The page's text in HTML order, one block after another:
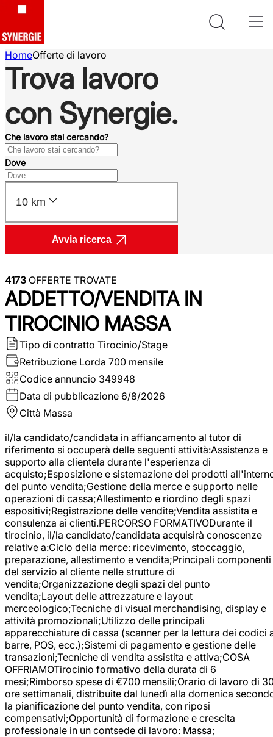
HomeOfferte di lavoro
Trova lavoro
con Synergie.
Che lavoro stai cercando?
Dove
10 km
Avvia ricerca
4173 OFFERTE TROVATE
ADDETTO/VENDITA IN
TIROCINIO MASSA
Tipo di contratto Tirocinio/Stage
Retribuzione Lorda 700 mensile
Codice annuncio 349948
Data di pubblicazione 6/8/2026
Città Massa
il/la candidato/candidata in affiancamento al tutor di
riferimento si occuperà delle seguenti attività:Assistenza e
supporto alla clientela durante l'esperienza di
acquisto;Esposizione e sistemazione dei prodotti
del punto vendita;Gestione della merce e supporto nelle
operazioni di cassa;Allestimento e riordino degli spazi
espositivi;Registrazione delle vendite;Vendita assistita e
consulenza ai clienti.PERCORSO FORMATIVODurante il
tirocinio, il/la candidato/candidata acquisirà conoscenze
relative a:Ciclo della merce: ricevimento, stoccaggio,
preparazione, allestimento e vendita;Principali componenti
del servizio al cliente nelle strutture di
vendita;Organizzazione degli spazi del punto
vendita;Layout delle attrezzature e layout
merceologico;Tecniche di visual merchandising, display e
attività promozionali;Utilizzo delle principali
apparecchiature di cassa (scanner per la lettura dei codici
barre, POS, ecc.);Sistemi di pagamento e gestione delle
transazioni;Tecniche di vendita assistita e attiva;COSA
OFFRIAMOTirocinio formativo della durata di 6
mesi;Rimborso spese di €700 mensili;Orario di lavoro di
ore settimanali, distribuite dal lunedì alla domenica
la pianificazione del punto vendita, con riposi
compensativi;Opportunità di formazione e crescita
professionale in un contsede di lavoro: Massa;